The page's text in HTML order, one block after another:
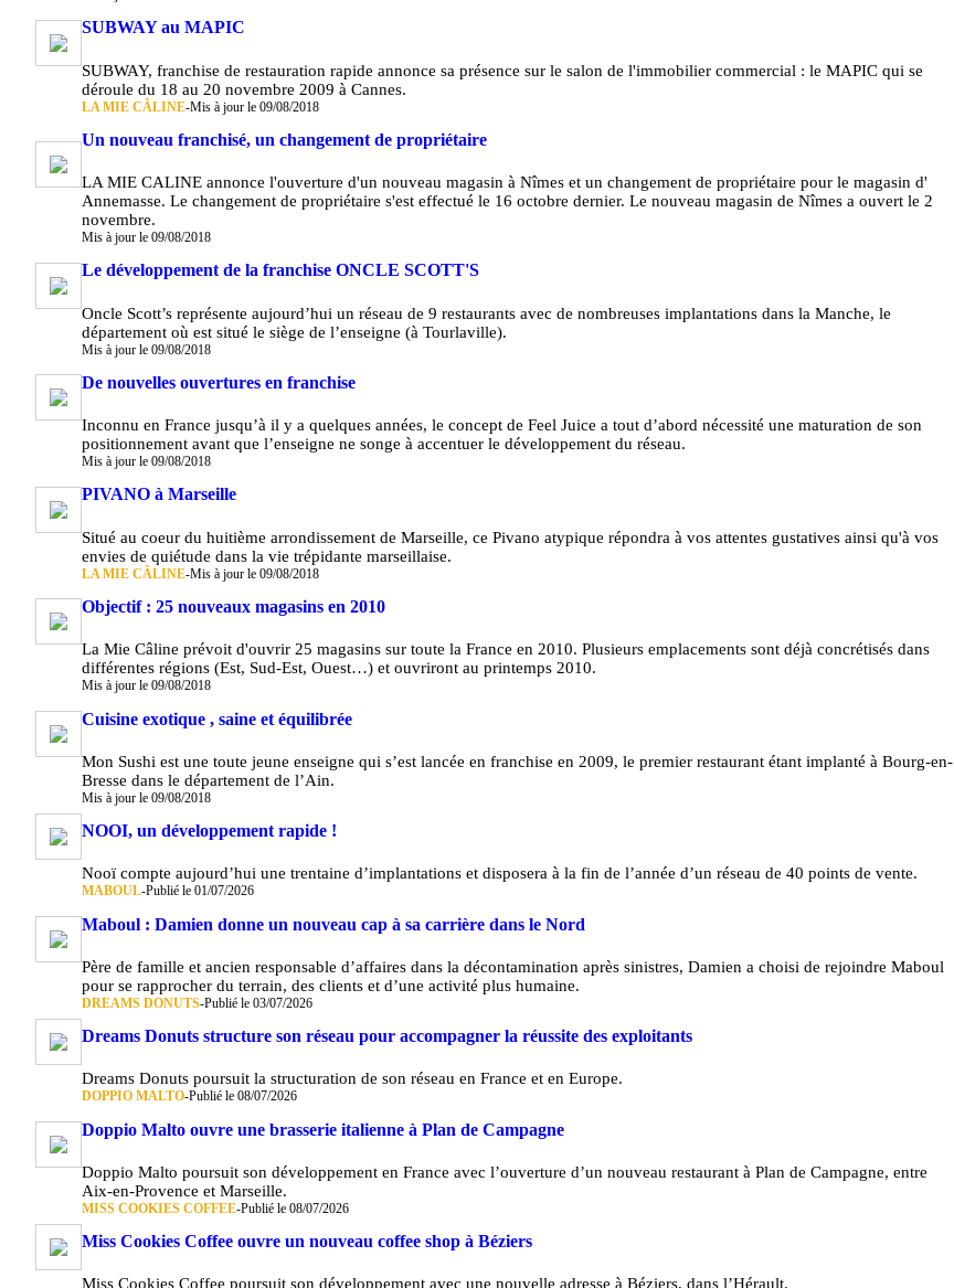
SUBWAY au MAPIC
SUBWAY, franchise de restauration rapide annonce sa présence sur le salon de l'immobilier commercial : le MAPIC qui se
déroule du 18 au 20 novembre 2009 à Cannes.
LA MIE CÂLINE-Mis à jour le 09/08/2018
Un nouveau franchisé, un changement de propriétaire
LA MIE CALINE annonce l'ouverture d'un nouveau magasin à Nîmes et un changement de propriétaire pour le magasin d'
Annemasse. Le changement de propriétaire s'est effectué le 16 octobre dernier. Le nouveau magasin de Nîmes a ouvert le 2
novembre.
Mis à jour le 09/08/2018
Le développement de la franchise ONCLE SCOTT'S
Oncle Scott’s représente aujourd’hui un réseau de 9 restaurants avec de nombreuses implantations dans la Manche, le
département où est situé le siège de l’enseigne (à Tourlaville).
Mis à jour le 09/08/2018
De nouvelles ouvertures en franchise
Inconnu en France jusqu’à il y a quelques années, le concept de Feel Juice a tout d’abord nécessité une maturation de son
positionnement avant que l’enseigne ne songe à accentuer le développement du réseau.
Mis à jour le 09/08/2018
PIVANO à Marseille
Situé au coeur du huitième arrondissement de Marseille, ce Pivano atypique répondra à vos attentes gustatives ainsi qu'à vos
envies de quiétude dans la vie trépidante marseillaise.
LA MIE CÂLINE-Mis à jour le 09/08/2018
Objectif : 25 nouveaux magasins en 2010
La Mie Câline prévoit d'ouvrir 25 magasins sur toute la France en 2010. Plusieurs emplacements sont déjà concrétisés dans
différentes régions (Est, Sud-Est, Ouest…) et ouvriront au printemps 2010.
Mis à jour le 09/08/2018
Cuisine exotique , saine et équilibrée
Mon Sushi est une toute jeune enseigne qui s’est lancée en franchise en 2009, le premier restaurant étant implanté à Bourg-en-
Bresse dans le département de l’Ain.
Mis à jour le 09/08/2018
NOOI, un développement rapide !
Nooï compte aujourd’hui une trentaine d’implantations et disposera à la fin de l’année d’un réseau de 40 points de vente.
MABOUL-Publié le 01/07/2026
Maboul : Damien donne un nouveau cap à sa carrière dans le Nord
Père de famille et ancien responsable d’affaires dans la décontamination après sinistres, Damien a choisi de rejoindre Maboul
pour se rapprocher du terrain, des clients et d’une activité plus humaine.
DREAMS DONUTS-Publié le 03/07/2026
Dreams Donuts structure son réseau pour accompagner la réussite des exploitants
Dreams Donuts poursuit la structuration de son réseau en France et en Europe.
DOPPIO MALTO-Publié le 08/07/2026
Doppio Malto ouvre une brasserie italienne à Plan de Campagne
Doppio Malto poursuit son développement en France avec l’ouverture d’un nouveau restaurant à Plan de Campagne, entre
Aix-en-Provence et Marseille.
MISS COOKIES COFFEE-Publié le 08/07/2026
Miss Cookies Coffee ouvre un nouveau coffee shop à Béziers
Miss Cookies Coffee poursuit son développement avec une nouvelle adresse à Béziers, dans l’Hérault.